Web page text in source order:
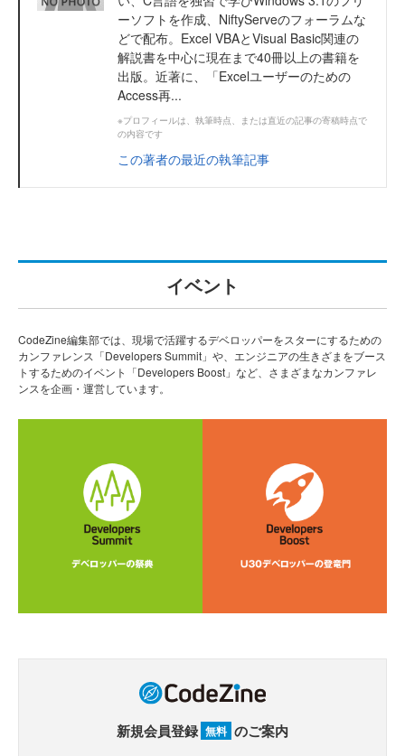
ーソフトを作成、NiftyServeのフォーラムな
どで配布。Excel VBAとVisual Basic関連の
解説書を中心に現在まで40冊以上の書籍を
出版。近著に、「Excelユーザーのための
Access再...
※プロフィールは、執筆時点、または直近の記事の寄稿時点で
の内容です
この著者の最近の執筆記事
イベント
CodeZine編集部では、現場で活躍するデベロッパーをスターにするための
カンファレンス「Developers Summit」や、エンジニアの生きざまをブース
トするためのイベント「Developers Boost」など、さまざまなカンファレ
ンスを企画・運営しています。
新規会員登録 無料 のご案内